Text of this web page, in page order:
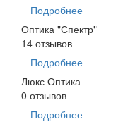
Подробнее
Оптика "Спектр"
14 отзывов
Подробнее
Люкс Оптика
0 отзывов
Подробнее